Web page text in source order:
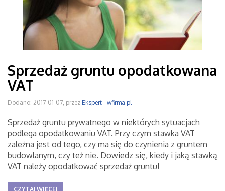
Sprzedaż gruntu opodatkowana
VAT
Dodano: 2017-01-07, przez Ekspert - wfirma.pl
Sprzedaż gruntu prywatnego w niektórych sytuacjach
podlega opodatkowaniu VAT. Przy czym stawka VAT
zależna jest od tego, czy ma się do czynienia z gruntem
budowlanym, czy też nie. Dowiedz się, kiedy i jaką stawką
VAT należy opodatkować sprzedaż gruntu!
CZYTAJ WIĘCEJ